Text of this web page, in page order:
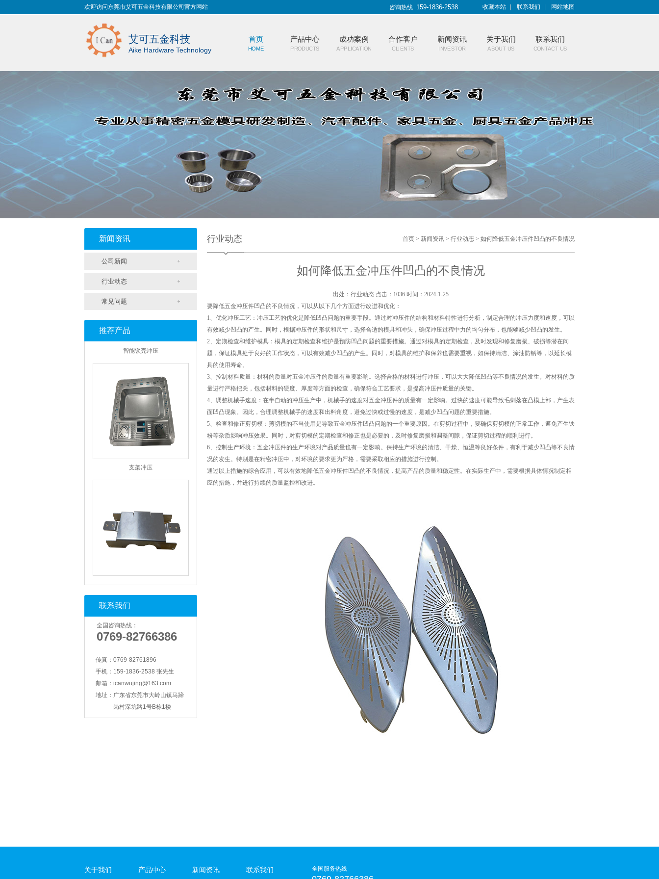
欢迎访问东莞市艾可五金科技有限公司官方网站 咨询热线 159-1836-2538 收藏本站 联系我们 网站地图
艾可五金科技
Aike Hardware Technology
首页
HOME
产品中心
PRODUCTS
成功案例
APPLICATION
合作客户
CLIENTS
新闻资讯
INVESTOR
关于我们
ABOUT US
联系我们
CONTACT US
新闻资讯
公司新闻
行业动态
常见问题
推荐产品
智能锁壳冲压
联系我们
全国咨询热线：
0769-82766386
传真： 0769-82761896
手机： 159-1836-2538 张先生
邮箱： icanwujing@163.com
地址： 广东省东莞市大岭山镇马蹄
岗村深坑路1号B栋1楼
行业动态 首页 > 新闻资讯 > 行业动态 > 如何降低五金冲压件凹凸的不良情况
如何降低五金冲压件凹凸的不良情况
出处：行业动态 点击：1036 时间：2024-1-25
要降低五金冲压件凹凸的不良情况，可以从以下几个方面进行改进和优化：
1、优化冲压工艺：冲压工艺的优化是降低凹凸问题的重要手段。通过对冲压件的结构和材料特性进行分析，制定合理的冲压力度和速度，可以
有效减少凹凸的产生。同时，根据冲压件的形状和尺寸，选择合适的模具和冲头，确保冲压过程中力的均匀分布，也能够减少凹凸的发生。
2、定期检查和维护模具：模具的定期检查和维护是预防凹凸问题的重要措施。通过对模具的定期检查，及时发现和修复磨损、破损等潜在问
题，保证模具处于良好的工作状态，可以有效减少凹凸的产生。同时，对模具的维护和保养也需要重视，如保持清洁、涂油防锈等，以延长模
具的使用寿命。
3、控制材料质量：材料的质量对五金冲压件的质量有重要影响。选择合格的材料进行冲压，可以大大降低凹凸等不良情况的发生。对材料的质
量进行严格把关，包括材料的硬度、厚度等方面的检查，确保符合工艺要求，是提高冲压件质量的关键。
4、调整机械手速度：在半自动的冲压生产中，机械手的速度对五金冲压件的质量有一定影响。过快的速度可能导致毛刺落在凸模上部，产生表
面凹凸现象。因此，合理调整机械手的速度和出料角度，避免过快或过慢的速度，是减少凹凸问题的重要措施。
5、检查和修正剪切模：剪切模的不当使用是导致五金冲压件凹凸问题的一个重要原因。在剪切过程中，要确保剪切模的正常工作，避免产生铁
粉等杂质影响冲压效果。同时，对剪切模的定期检查和修正也是必要的，及时修复磨损和调整间隙，保证剪切过程的顺利进行。
6、控制生产环境：五金冲压件的生产环境对产品质量也有一定影响。保持生产环境的清洁、干燥、恒温等良好条件，有利于减少凹凸等不良情
况的发生。特别是在精密冲压中，对环境的要求更为严格，需要采取相应的措施进行控制。
通过以上措施的综合应用，可以有效地降低五金冲压件凹凸的不良情况，提高产品的质量和稳定性。在实际生产中，需要根据具体情况制定相
应的措施，并进行持续的质量监控和改进。
关于我们 产品中心 新闻资讯 联系我们 全国服务热线